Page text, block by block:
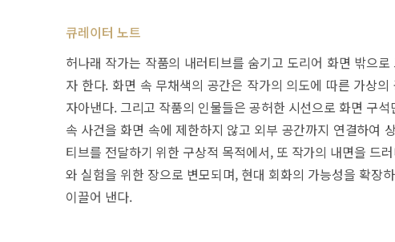
큐레이터 노트
허나래 작가는 작품의 내러티브를 숨기고 도리어 화면 밖으
자 한다. 화면 속 무채색의 공간은 작가의 의도에 따른 가상
자아낸다. 그리고 작품의 인물들은 공허한 시선으로 화면 구
속 사건을 화면 속에 제한하지 않고 외부 공간까지 연결하여
티브를 전달하기 위한 구상적 목적에서, 또 작가의 내면을 드
와 실험을 위한 장으로 변모되며, 현대 회화의 가능성을 확장
이끌어 낸다.